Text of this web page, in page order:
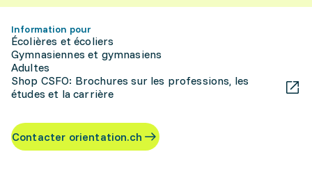
Information pour
Écolières et écoliers
Gymnasiennes et gymnasiens
Adultes
Shop CSFO: Brochures sur les professions, les
études et la carrière
Contacter orientation.ch